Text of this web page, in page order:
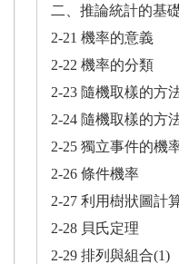
二、推論統計的基
2-21 機率的意義
2-22 機率的分類
2-23 隨機取樣的方
2-24 隨機取樣的方
2-25 獨立事件的機
2-26 條件機率
2-27 利用樹狀圖計
2-28 貝氏定理
2-29 排列與組合(1)